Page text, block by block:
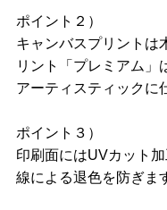
ポイント２）
キャンバスプリントは
リント「プレミアム」
アーティスティックに
ポイント３）
印刷面にはUVカット
線による退色を防ぎま